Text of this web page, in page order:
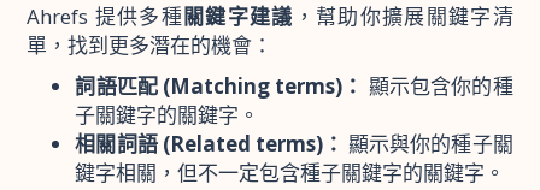
Ahrefs 提供多種關鍵字建議 ，幫助你擴展關鍵字清
單，找到更多潛在的機會：
詞語匹配 (Matching terms)： 顯示包含你的種
子關鍵字的關鍵字。
相關詞語 (Related terms)： 顯示與你的種子關
鍵字相關，但不一定包含種子關鍵字的關鍵字。